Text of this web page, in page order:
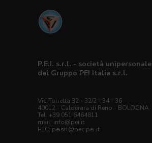
P.E.I. s.r.l. - società unipersonale
del Gruppo PEI Italia s.r.l.
Via Torretta 32 - 32/2 - 34 - 36
40012 - Calderara di Reno - BOLOGNA
Tel. +39 051 6464811
mail: info@pei.it
PEC: peisrl@pec.pei.it